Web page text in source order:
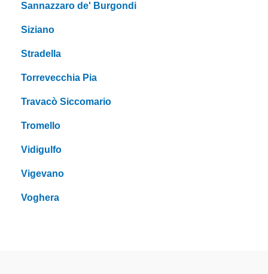
Sannazzaro de' Burgondi
Siziano
Stradella
Torrevecchia Pia
Travacò Siccomario
Tromello
Vidigulfo
Vigevano
Voghera